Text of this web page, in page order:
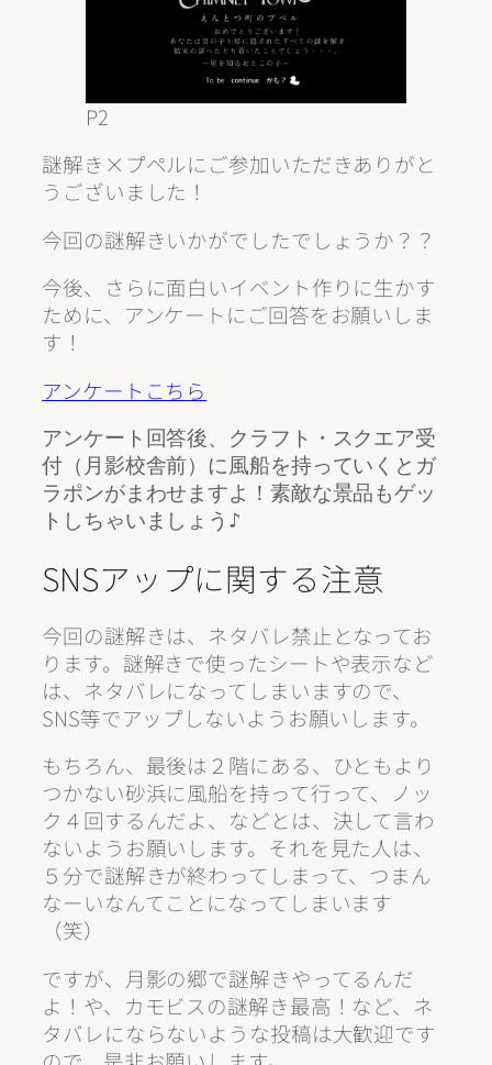
P2
謎解き×プペルにご参加いただきありがと
うございました！
今回の謎解きいかがでしたでしょうか？？
今後、さらに面白いイベント作りに生かす
ために、アンケートにご回答をお願いしま
す！
アンケートこちら
アンケート回答後、クラフト・スクエア受
付（月影校舎前）に風船を持っていくとガ
ラポンがまわせますよ！素敵な景品もゲッ
トしちゃいましょう♪
SNSアップに関する注意
今回の謎解きは、 ネタバレ禁止 となってお
ります。謎解きで使ったシートや表示など
は、ネタバレになってしまいますので、
SNS等でアップしないようお願いします。
もちろん、最後は２階にある、ひともより
つかない砂浜に風船を持って行って、ノッ
ク４回するんだよ、などとは、決して言わ
ないようお願いします。それを見た人は、
５分で謎解きが終わってしまって、つまん
なーいなんてことになってしまいます
（笑）
ですが、月影の郷で謎解きやってるんだ
よ！や、カモビスの謎解き最高！など、 ネ
タバレにならないような投稿は大歓迎です